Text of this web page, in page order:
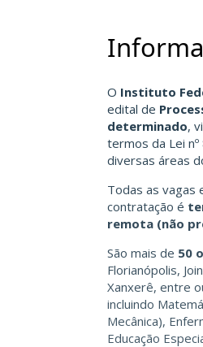
O Instituto
edital de
determinado,
termos da Lei
diversas áreas
Todas as vagas
contratação é
remota (não
São mais de 50
Florianópolis,
Xanxerê, entre
incluindo
Mecânica),
Educação